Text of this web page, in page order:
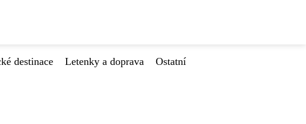
destinace Letenky a doprava
Ostatní